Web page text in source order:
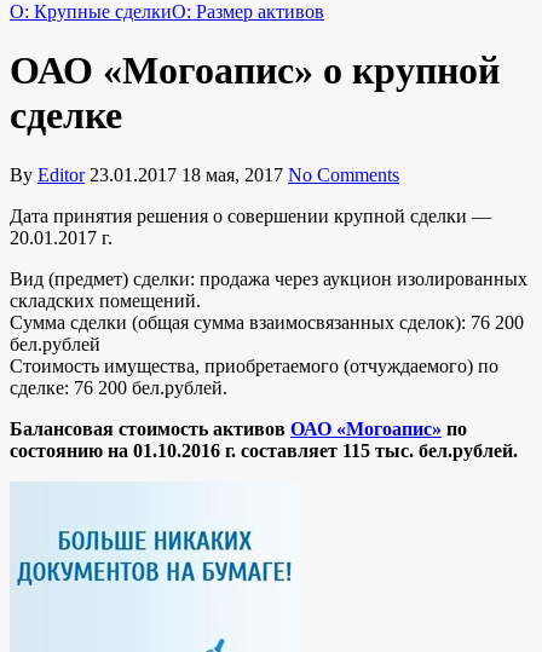
O: Крупные сделкиO: Размер активов
ОАО «Могоапис» о крупной
сделке
By Editor 23.01.2017 18 мая, 2017 No Comments
Дата принятия решения о совершении крупной сделки —
20.01.2017 г.
Вид (предмет) сделки: продажа через аукцион изолированных
складских помещений.
Сумма сделки (общая сумма взаимосвязанных сделок): 76 200
бел.рублей
Стоимость имущества, приобретаемого (отчуждаемого) по
сделке: 76 200 бел.рублей.
Балансовая стоимость активов ОАО «Могоапис» по
состоянию на 01.10.2016 г. составляет 115 тыс. бел.рублей.